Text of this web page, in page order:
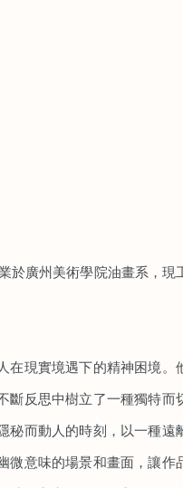
於廣州美術學院油畫系，現
在現實境遇下的精神困境。
斷反思中樹立了一種獨特而
秘而動人的時刻，以一種遠
微意味的場景和畫面，讓作